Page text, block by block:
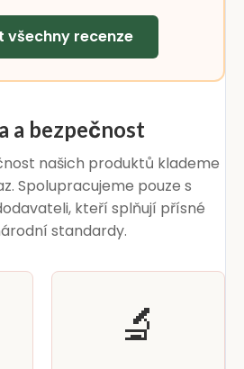
všechny recenze
a bezpečnost
našich produktů klademe
Spolupracujeme pouze s
kteří splňují přísné
standardy.
🔬